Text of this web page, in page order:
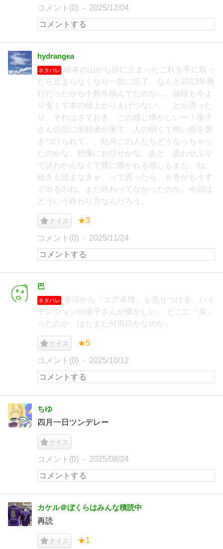
コメント(0) 2025/12/04
hydrangea
ネタバレ
積本の山から目に止まったこれを手に取っ
たら止まらなくなり一気に読了。なんと2013年発
行だったから十数年積んでたのか…。値段も今よ
り安くて本の値上がりえげつない、、とか思った
り。それはさておき、この感じ懐かしいー！侑子
さんの店に依頼者が来て、人の弱くて怖い面を突
きつけられて。。結局この人たちどうなっちゃっ
たのかな。想像にお任せかな。あと、思わせぶり
で訳わかんなくて煙に撒かれる感じもまた、ね。
続きも読まなきゃ、って思ったら、５巻がもうす
ぐ出るのね。まだ終わってなかったのか。今回は
どういう終わり方なんだろう。
ナイス ★3
コメント(0) 2025/11/24
巴
ネタバレ
巻頭から「エア卓球」を見せつける、ハイ
テンションの侑子さんが懐かしい。 どこに「戻」
ったのか、はたまた何周目かなのか。
ナイス ★5
コメント(0) 2025/10/12
ちゆ
四月一日ツンデレー
ナイス
コメント(0) 2025/08/24
カケル＠ぼくらはみんな積読中
再読
ナイス ★1